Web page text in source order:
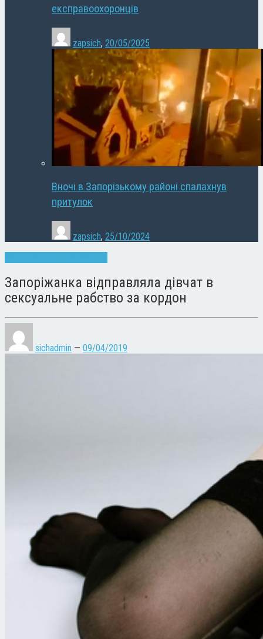
експравоохоронців
zapsich, 20/05/2025
Вночі в Запорізькому районі спалахнув
притулок
zapsich, 25/10/2024
Запоріжанка відправляла дівчат в
сексуальне рабство за кордон
sichadmin — 09/04/2019